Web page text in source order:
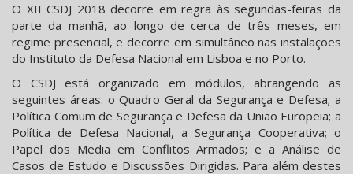
O XII CSDJ 2018 decorre em regra às segundas-feiras da
parte da manhã, ao longo de cerca de três meses, em
regime presencial, e decorre em simultâneo nas instalações
do Instituto da Defesa Nacional em Lisboa e no Porto.
O CSDJ está organizado em módulos, abrangendo as
seguintes áreas: o Quadro Geral da Segurança e Defesa; a
Política Comum de Segurança e Defesa da União Europeia; a
Política de Defesa Nacional, a Segurança Cooperativa; o
Papel dos Media em Conflitos Armados; e a Análise de
Casos de Estudo e Discussões Dirigidas. Para além destes